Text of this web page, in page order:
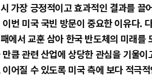
가장 긍정적이고 효과적인 결과를
이번 미국 국빈 방문이 중요한 이유다.
에서 교훈 삼아 한국 반도체의 미래
만큼 관련 산업에 상당한 관심을 기울
이어질 수 있도록 미국 측에 보다 적극